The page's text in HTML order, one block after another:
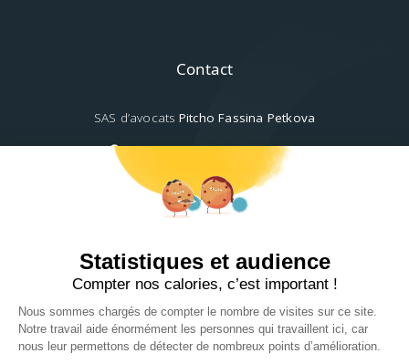
Contact
SAS d’avocats Pitcho Fassina Petkova
42, rue Ampère, 75017 Paris
+33(0)1 42 27 54 29
contact@pitcho.fr
Social